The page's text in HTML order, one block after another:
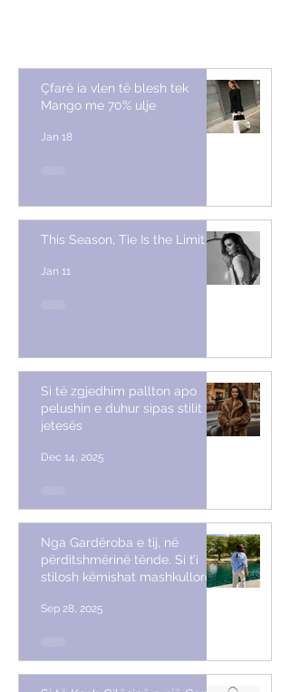
Çfarë ia vlen të blesh tek
Mango me 70% ulje
Jan 18
This Season, Tie Is the Limit
Jan 11
Si të zgjedhim pallton apo
pelushin e duhur sipas stilit të
jetesës
Dec 14, 2025
Nga Gardëroba e tij, në
përditshmërinë tënde. Si t’i
stilosh këmishat mashkullore
Sep 28, 2025